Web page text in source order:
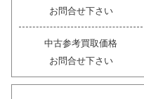
お問合せ下さい
中古参考買取価格
お問合せ下さい